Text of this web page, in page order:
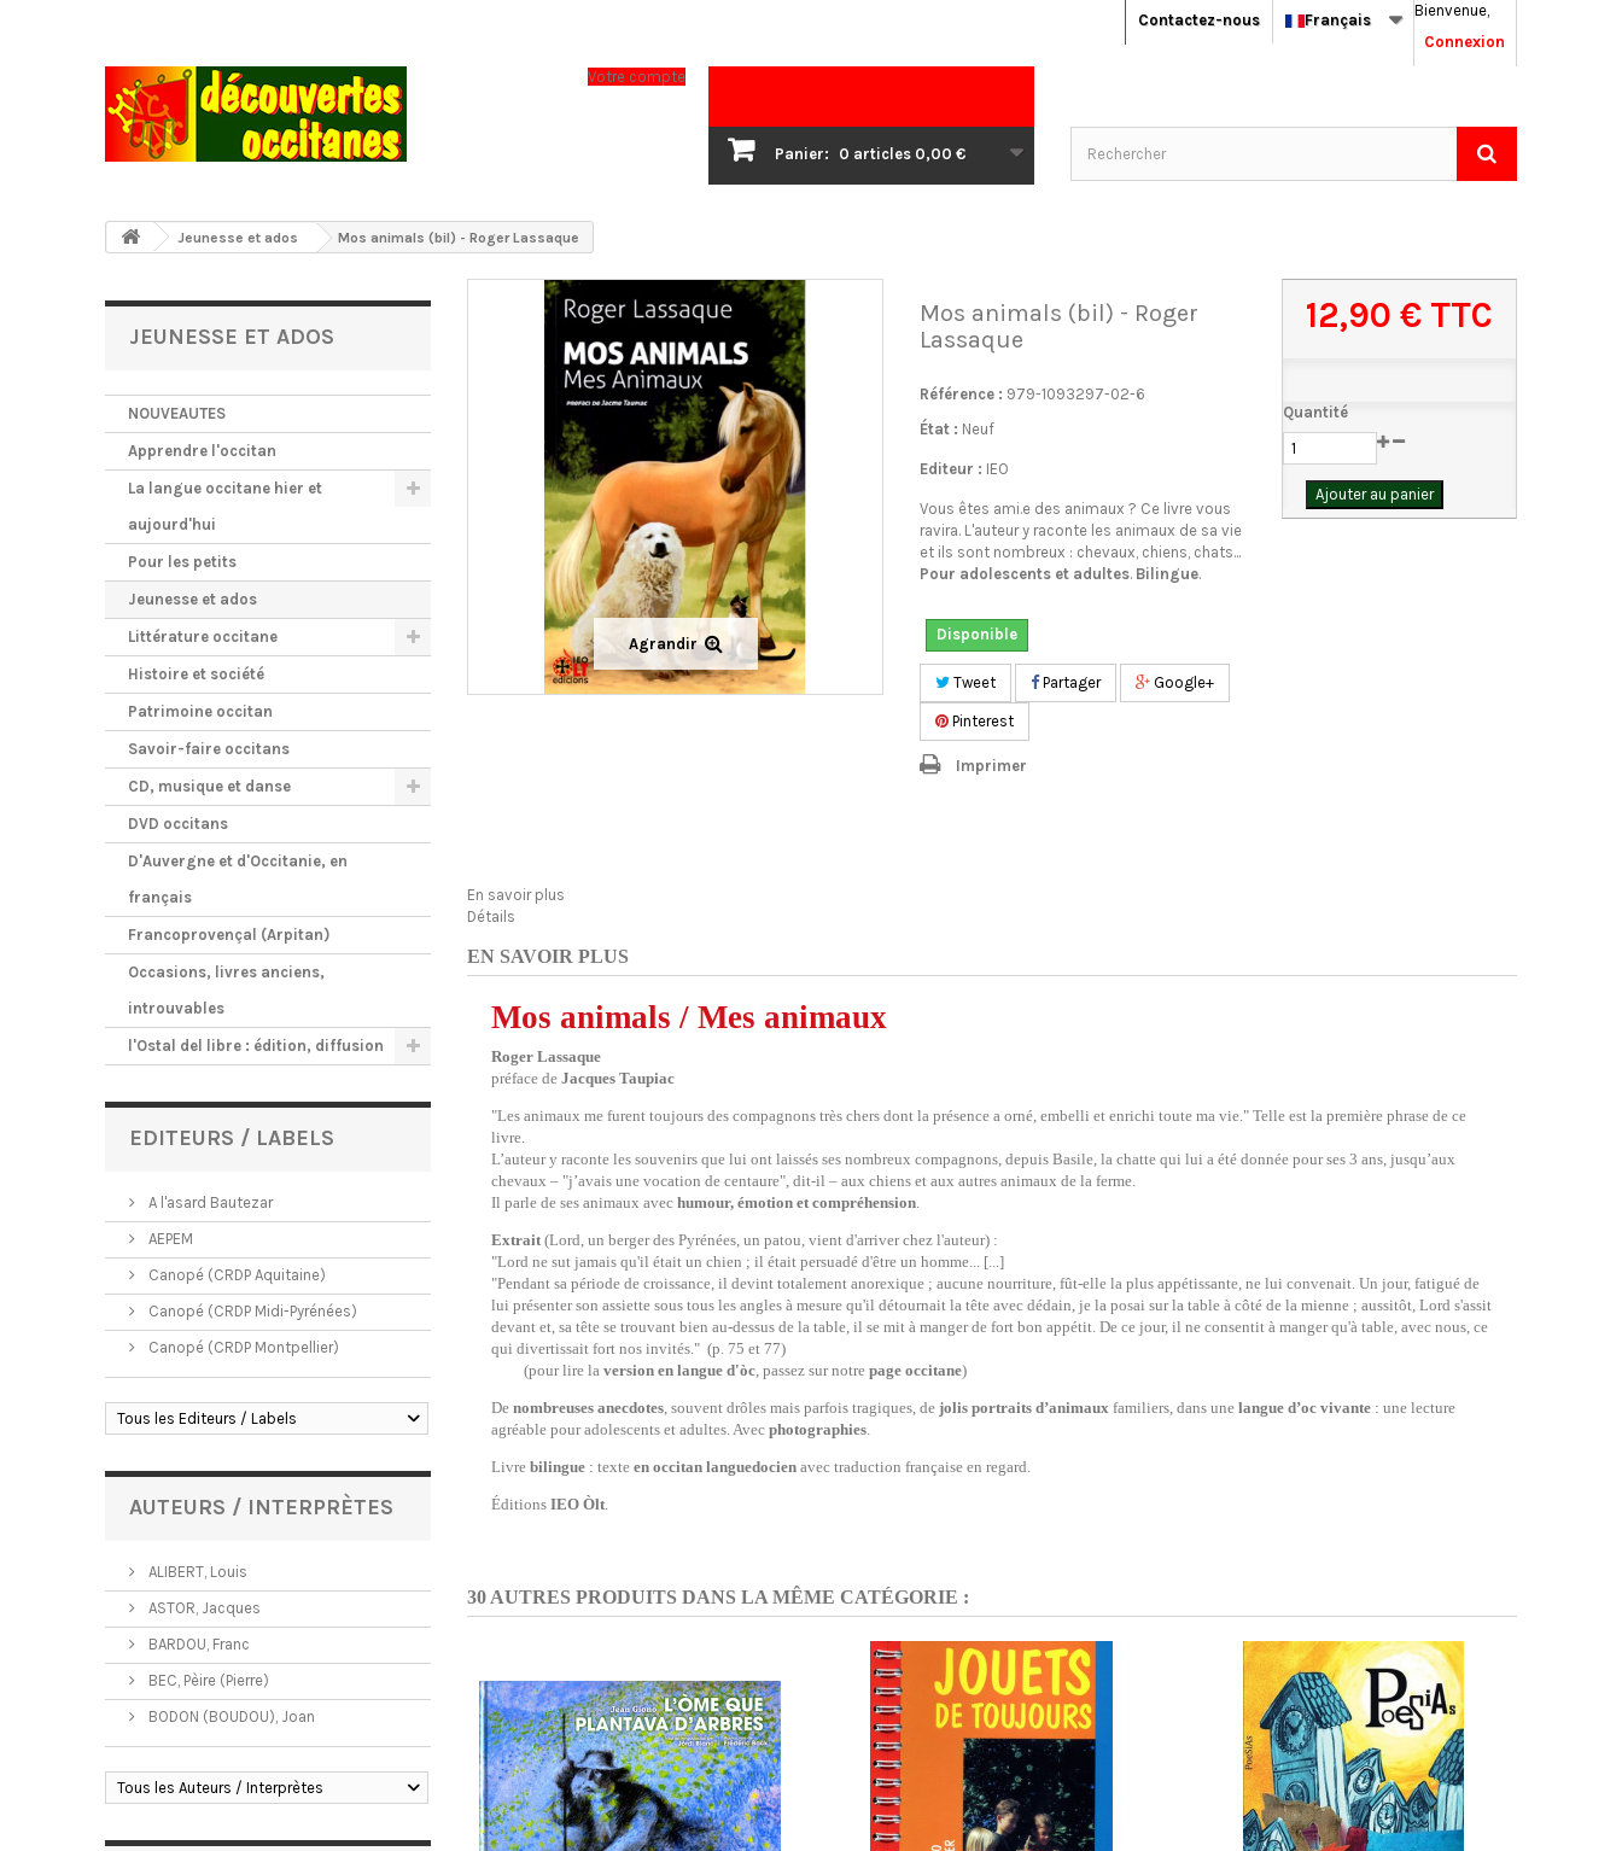
Bienvenue,
Connexion
Français
Contactez-nous
Panier: 0 articles 0,00 €
Votre compte
Jeunesse et ados Mos animals (bil) - Roger Lassaque
JEUNESSE ET ADOS
NOUVEAUTES
Apprendre l'occitan
La langue occitane hier et
aujourd'hui
Pour les petits
Jeunesse et ados
Littérature occitane
Histoire et société
Patrimoine occitan
Savoir-faire occitans
CD, musique et danse
DVD occitans
D'Auvergne et d'Occitanie, en
français
Francoprovençal (Arpitan)
Occasions, livres anciens,
introuvables
l'Ostal del libre : édition, diffusion
EDITEURS / LABELS
A l'asard Bautezar
AEPEM
Canopé (CRDP Aquitaine)
Canopé (CRDP Midi-Pyrénées)
Canopé (CRDP Montpellier)
Tous les Editeurs / Labels
AUTEURS / INTERPRÈTES
ALIBERT, Louis
ASTOR, Jacques
BARDOU, Franc
BEC, Pèire (Pierre)
BODON (BOUDOU), Joan
Tous les Auteurs / Interprètes
Agrandir
Mos animals (bil) - Roger
Lassaque
Référence : 979-1093297-02-6
État : Neuf
Editeur : IEO
Vous êtes ami.e des animaux ? Ce livre vous
ravira. L'auteur y raconte les animaux de sa vie
et ils sont nombreux : chevaux, chiens, chats...
Pour adolescents et adultes. Bilingue.
Disponible
Tweet Partager Google+
Pinterest
Imprimer
12,90 €TTC
Quantité
Ajouter au panier
En savoir plus
Détails
EN SAVOIR PLUS
Mos animals / Mes animaux
Roger Lassaque
préface de Jacques Taupiac
"Les animaux me furent toujours des compagnons très chers dont la présence a orné, embelli et enrichi toute ma vie." Telle est la première phrase de ce
livre.
L’auteur y raconte les souvenirs que lui ont laissés ses nombreux compagnons, depuis Basile, la chatte qui lui a été donnée pour ses 3 ans, jusqu’aux
chevaux – "j’avais une vocation de centaure", dit-il – aux chiens et aux autres animaux de la ferme.
Il parle de ses animaux avec humour, émotion et compréhension.
Extrait (Lord, un berger des Pyrénées, un patou, vient d'arriver chez l'auteur) :
"Lord ne sut jamais qu'il était un chien ; il était persuadé d'être un homme... [...]
"Pendant sa période de croissance, il devint totalement anorexique ; aucune nourriture, fût-elle la plus appétissante, ne lui convenait. Un jour, fatigué de
lui présenter son assiette sous tous les angles à mesure qu'il détournait la tête avec dédain, je la posai sur la table à côté de la mienne ; aussitôt, Lord s'assit
devant et, sa tête se trouvant bien au-dessus de la table, il se mit à manger de fort bon appétit. De ce jour, il ne consentit à manger qu'à table, avec nous, ce
qui divertissait fort nos invités." (p. 75 et 77)
(pour lire la version en langue d'òc, passez sur notre page occitane)
De nombreuses anecdotes, souvent drôles mais parfois tragiques, de jolis portraits d’animaux familiers, dans une langue d’oc vivante : une lecture
agréable pour adolescents et adultes. Avec photographies.
Livre bilingue : texte en occitan languedocien avec traduction française en regard.
Éditions IEO Òlt.
30 AUTRES PRODUITS DANS LA MÊME CATÉGORIE :